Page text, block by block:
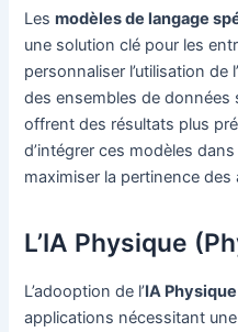
Lesmodèles de langage
une solution clé pour les
personnaliser l’utilisation de
des ensembles de données
offrent des résultats plus
d’intégrer ces modèles
maximiser la pertinence
L’IA Physique
L’adooption de l’IA Physique
applications nécessitant